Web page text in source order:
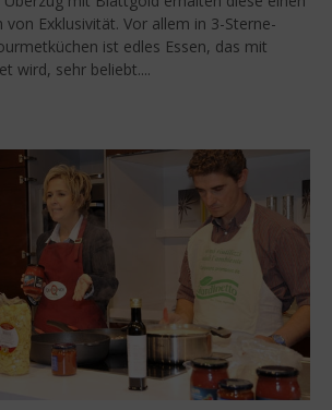
von Exklusivität. Vor allem in 3-Sterne-
ist edles Essen, das mit
wird, sehr beliebt....